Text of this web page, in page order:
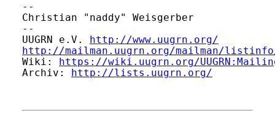
--
Christian "naddy" Weisgerber
--
UUGRN e.V.
http://www.uugrn.org/
http://mailman.uugrn.org/mailman/
Wiki:
https://wiki.uugrn.org/
Archiv:
http://lists.uugrn.org/